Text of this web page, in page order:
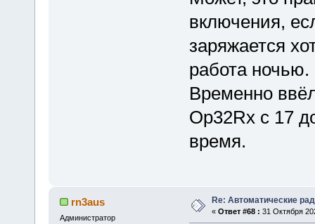
включения,
заряжается
работа
Временно
Op32Rx с 17
время.
rn3aus
Администратор
Re: Автоматические
« Ответ #68 : 31 Октября